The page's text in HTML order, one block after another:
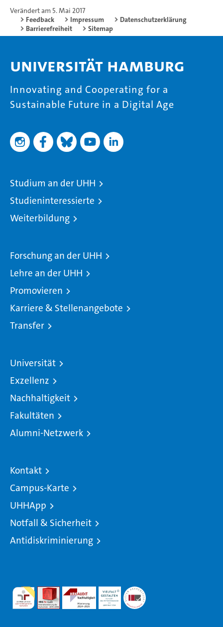
Verändert am 5. Mai 2017
Feedback
Impressum
Datenschutzerklärung
Barrierefreiheit
Sitemap
Universität Hamburg
Innovating and Cooperating for a
Sustainable Future in a Digital Age
Studium an der UHH
Studieninteressierte
Weiterbildung
Forschung an der UHH
Lehre an der UHH
Promovieren
Karriere & Stellenangebote
Transfer
Universität
Exzellenz
Nachhaltigkeit
Fakultäten
Alumni-Netzwerk
Kontakt
Campus-Karte
UHHApp
Notfall & Sicherheit
Antidiskriminierung